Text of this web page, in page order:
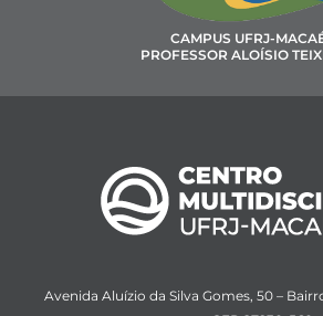
CAMPUS UFRJ-
PROFESSOR ALOÍSIO
Avenida Aluízio da Silva Gomes, 50 –